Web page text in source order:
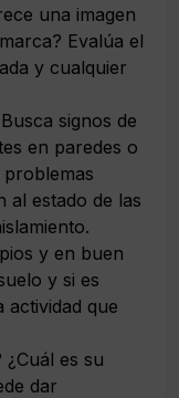
una imagen
Evalúa el
y cualquier
Busca signos de
en paredes o
al estado de las
y en buen
y si es
actividad que
es su
dar